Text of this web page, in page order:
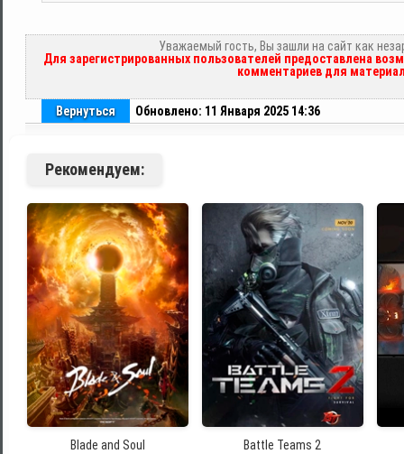
Уважаемый гость, Вы зашли на сайт как
Для зарегистрированных пользователей предоставлена
комментариев для
Вернуться Обновлено: 11 Января 2025 14:36
Рекомендуем:
Blade and Soul Battle Teams 2